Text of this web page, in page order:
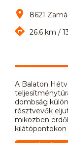
8621
26.6 km /
A Balaton
dombság
résztvevők
miközben
kilátópontokon